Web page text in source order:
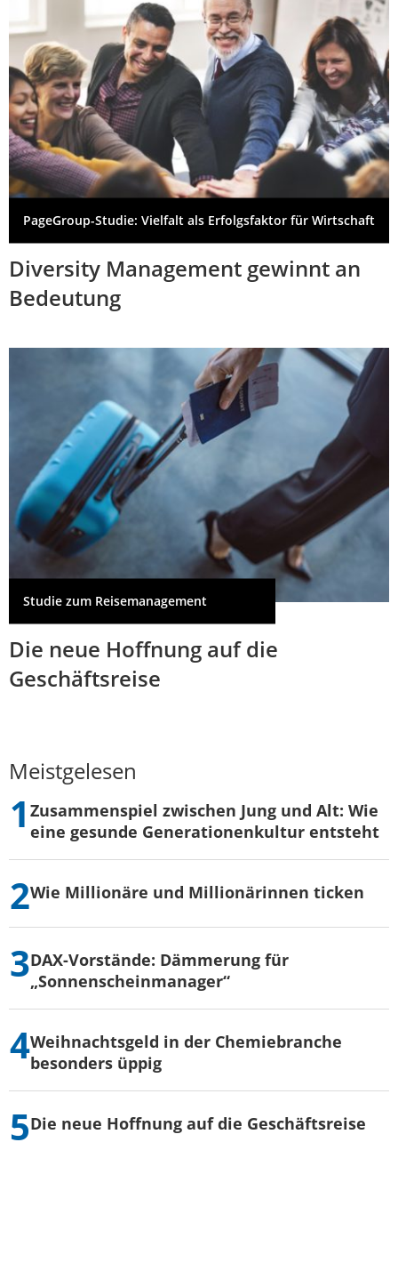
PageGroup-Studie: Vielfalt als Erfolgsfaktor für Wirtschaft
Diversity Management gewinnt an
Bedeutung
Studie zum Reisemanagement
Die neue Hoffnung auf die
Geschäftsreise
Meistgelesen
Zusammenspiel zwischen Jung und Alt: Wie
eine gesunde Generationenkultur entsteht
Wie Millionäre und Millionärinnen ticken
DAX-Vorstände: Dämmerung für
„Sonnenscheinmanager“
Weihnachtsgeld in der Chemiebranche
besonders üppig
Die neue Hoffnung auf die Geschäftsreise